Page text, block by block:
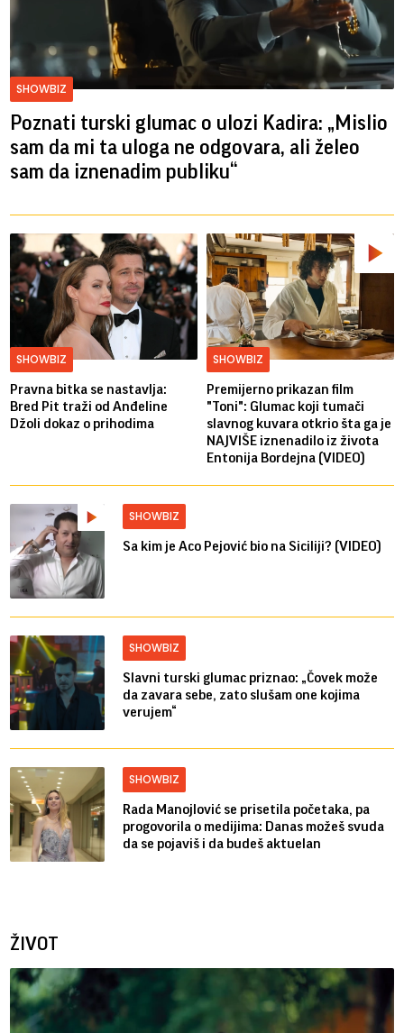
SHOWBIZ
Poznati turski glumac o ulozi Kadira: „Mislio
sam da mi ta uloga ne odgovara, ali želeo
sam da iznenadim publiku“
SHOWBIZ
Pravna bitka se nastavlja:
Bred ​​Pit traži od Anđeline
Džoli dokaz o prihodima
SHOWBIZ
Premijerno prikazan film
"Toni": Glumac koji tumači
slavnog kuvara otkrio šta ga je
NAJVIŠE iznenadilo iz života
Entonija Bordejna (VIDEO)
SHOWBIZ
Sa kim je Aco Pejović bio na Siciliji? (VIDEO)
SHOWBIZ
Slavni turski glumac priznao: „Čovek može
da zavara sebe, zato slušam one kojima
verujem“
SHOWBIZ
Rada Manojlović se prisetila početaka, pa
progovorila o medijima: Danas možeš svuda
da se pojaviš i da budeš aktuelan
ŽIVOT